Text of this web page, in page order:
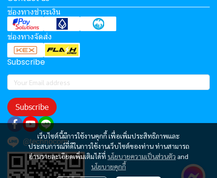
เว็บไซต์นี้มีการใช้งานคุกกี้ เพื่อเพิ่มประสิทธิภาพและ
ประสบการณ์ที่ดีในการใช้งานเว็บไซต์ของท่าน ท่านสามารถ
อ่านรายละเอียดเพิ่มเติมได้ที่ นโยบายความเป็นส่วนตัว and
นโยบายคุกกี้
ช่องทางชำระเงิน
ช่องทางจัดส่ง
Subscribe
Subscribe
@technocom